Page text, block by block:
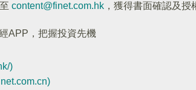
content@finet.com.hk ，獲得書面確認及授
APP，把握投資先機
)